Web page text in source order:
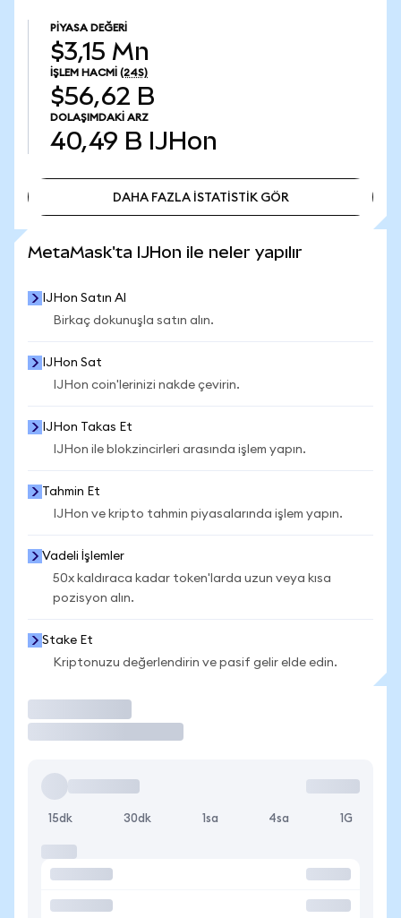
PIYASA DEĞERI
$3,15 Mn
İŞLEM HACMI (24S)
$56,62 B
DOLAŞIMDAKI ARZ
40,49 B IJHon
DAHA FAZLA İSTATİSTİK GÖR
MetaMask'ta IJHon ile neler yapılır
IJHon Satın Al
Birkaç dokunuşla satın alın.
IJHon Sat
IJHon coin'lerinizi nakde çevirin.
IJHon Takas Et
IJHon ile blokzincirleri arasında işlem yapın.
Tahmin Et
IJHon ve kripto tahmin piyasalarında işlem yapın.
Vadeli İşlemler
50x kaldıraca kadar token'larda uzun veya kısa
pozisyon alın.
Stake Et
Kriptonuzu değerlendirin ve pasif gelir elde edin.
15dk 30dk 1sa 4sa 1G